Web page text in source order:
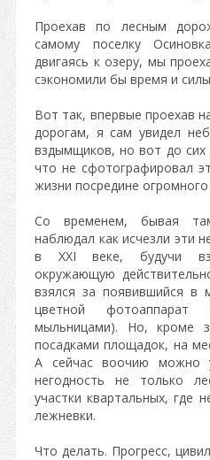
Проехав по лесным
самому поселку
двигаясь к озеру, мы
сэкономили бы время и
Вот так, впервые проехав
дорогам, я сам увидел
вздымщиков, но вот до сих
что не сфотографировал
жизни посредине
Со временем, бывая
наблюдал как исчезли эти
в ХХI веке, будучи
окружающую
взялся за появившийся в
цветной
мыльницами). Но, кроме
посадками площадок, на
А сейчас воочию можно
негодность не только
участки квартальных, где
лежневки.
Что делать. Прогресс,